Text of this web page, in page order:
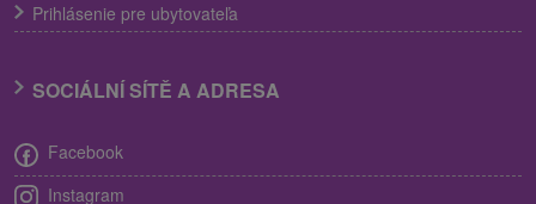
Prihlásenie pre ubytovateľa
SOCIÁLNÍ SÍTĚ A ADRESA
Facebook
Instagram